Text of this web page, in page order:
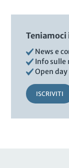
News e
Info sulle
Open
ISCRIVITI